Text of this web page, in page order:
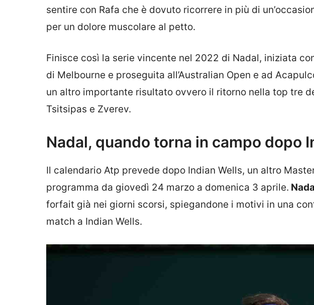
sentire con Rafa che è dovuto ricorrere in più di
per un dolore muscolare al petto.
Finisce così la serie vincente nel 2022 di Nadal, iniziata
di Melbourne e proseguita all’Australian Open e ad
un altro importante risultato ovvero il ritorno nella top tre
Tsitsipas e Zverev.
Nadal, quando torna in campo dopo
Il calendario Atp prevede dopo Indian Wells, un altro
programma da giovedì 24 marzo a domenica 3 aprile.
forfait già nei giorni scorsi, spiegandone i motivi in una
match a Indian Wells.